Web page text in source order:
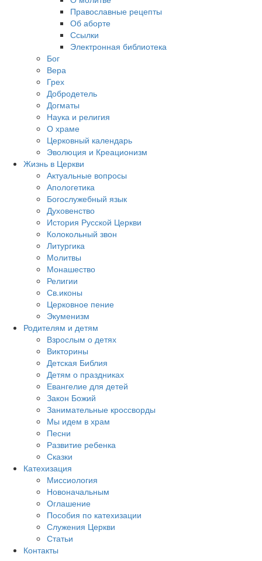
Православные рецепты
Об аборте
Ссылки
Электронная библиотека
Бог
Вера
Грех
Добродетель
Догматы
Наука и религия
О храме
Церковный календарь
Эволюция и Креационизм
Жизнь в Церкви
Актуальные вопросы
Апологетика
Богослужебный язык
Духовенство
История Русской Церкви
Колокольный звон
Литургика
Молитвы
Монашество
Религии
Св.иконы
Церковное пение
Экуменизм
Родителям и детям
Взрослым о детях
Викторины
Детская Библия
Детям о праздниках
Евангелие для детей
Закон Божий
Занимательные кроссворды
Мы идем в храм
Песни
Развитие ребенка
Сказки
Катехизация
Миссиология
Новоначальным
Оглашение
Пособия по катехизации
Служения Церкви
Статьи
Контакты